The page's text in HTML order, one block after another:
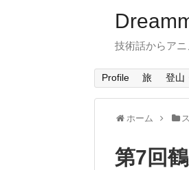
技術話からア
Profile 旅 登山
ホーム
第7回